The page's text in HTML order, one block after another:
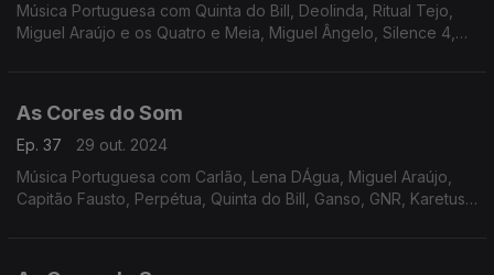
Música Portuguesa com Quinta do Bill, Deolinda, Ritual Tejo,
Miguel Araújo e os Quatro e Meia, Miguel Ângelo, Silence 4,
As Cores do Som
Ep. 37
29 out. 2024
Música Portuguesa com Carlão, Lena DÁgua, Miguel Araújo,
Capitão Fausto, Perpétua, Quinta do Bill, Ganso, GNR, Karetus